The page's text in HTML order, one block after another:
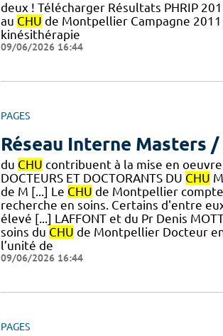
deux ! Télécharger Résultats PHRIP
au CHU de Montpellier Campagne
kinésithérapie
09/06/2026 16:44
PAGES
Réseau Interne Masters
du CHU contribuent à la mise en
DOCTEURS ET DOCTORANTS DU CHU
de M [...] Le CHU de Montpellier
recherche en soins. Certains d'entre
élevé [...] LAFFONT et du Pr Denis
soins du CHU de Montpellier Docteur
l’unité de
09/06/2026 16:44
PAGES